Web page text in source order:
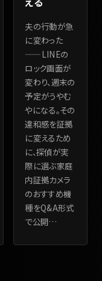
夫の行動が急
に変わった
——LINEの
ロック画面が
変わり、週末の
予定がうやむ
やになる。その
違和感を証拠
に変えるため
に、探偵が実
際に選ぶ家庭
内証拠カメラ
のおすすめ機
種をQ&A形式
で公開…